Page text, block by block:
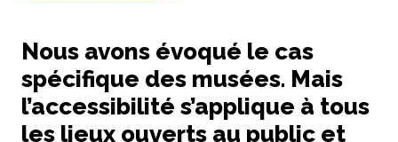
Nous avons évoqué le cas
spécifique des musées. Mais
l’accessibilité s’applique à tous
les lieux ouverts au public et